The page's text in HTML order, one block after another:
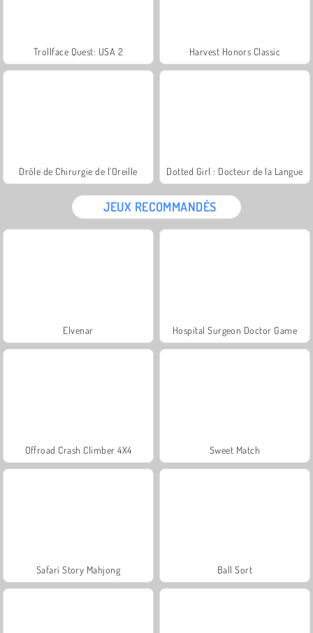
Trollface Quest: USA 2 Harvest Honors Classic
Drôle de Chirurgie de l'Oreille Dotted Girl : Docteur de la Langue
JEUX RECOMMANDÉS
Elvenar Hospital Surgeon Doctor Game
Offroad Crash Climber 4X4 Sweet Match
Safari Story Mahjong Ball Sort